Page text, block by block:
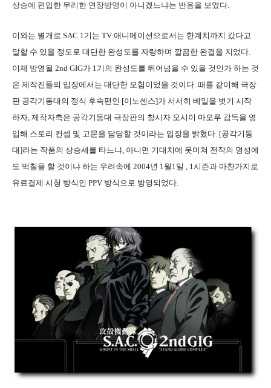
상승에 편입한 무리한 연장방영이 아니겠느냐는 반응을 보였다.
이와는 별개로 SAC 1기는 TV 애니메이션으로서는 한계치까지 갔다고
말할 수 있을 정도로 대단한 완성도를 자랑하며 깔끔한 완결을 지었다.
이제 방영될 2nd GIG가 1기의 완성도를 뛰어넘을 수 있을 것인가 하는 것
은 제작진들의 입장에서는 대단한 모험이었을 것이다. 때를 같이해 극장
판 공각기동대의 정식 후속편인 [이노센스]가 서서히 베일을 벗기 시작
하자, 제작자측은 공각기동대 극장판의 창시자 오시이 마모루 감독을 영
입해 스토리 컨셉 및 고문을 담당할 것이라는 입장을 밝혔다. [공각기동
대]라는 작품의 상승세를 타느냐, 아니면 기대치에 못미쳐 전작의 명성에
도 먹칠을 할 것이냐 하는 우려속에 2004년 1월1일 , 1시즌과 마찬가지로
유료결제 시청 방식인 PPV 방식으로 방영되었다.